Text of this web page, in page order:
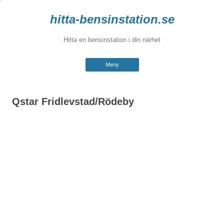
hitta-bensinstation.se
Hitta en bensinstation i din närhet
Meny
Hoppa
till
Qstar Fridlevstad/Rödeby